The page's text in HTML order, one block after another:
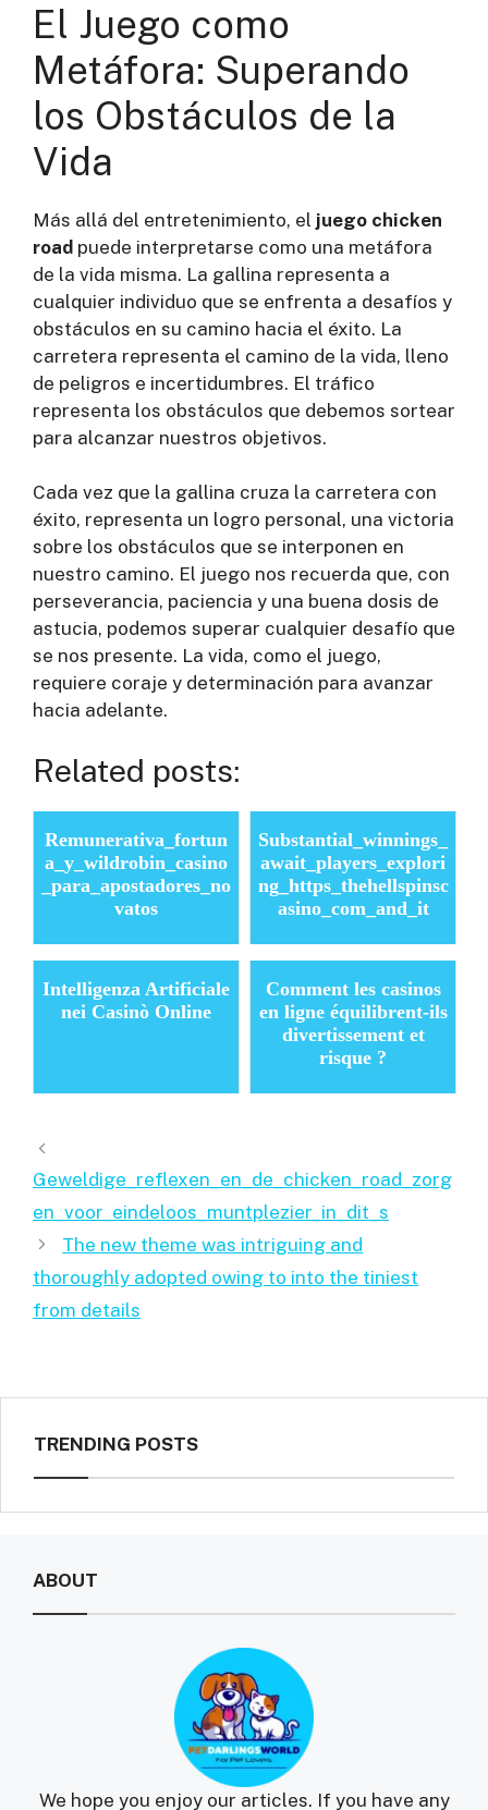
El Juego como
Metáfora: Superando
los Obstáculos de la
Vida
Más allá del entretenimiento, el juego chicken
road puede interpretarse como una metáfora
de la vida misma. La gallina representa a
cualquier individuo que se enfrenta a desafíos y
obstáculos en su camino hacia el éxito. La
carretera representa el camino de la vida, lleno
de peligros e incertidumbres. El tráfico
representa los obstáculos que debemos sortear
para alcanzar nuestros objetivos.
Cada vez que la gallina cruza la carretera con
éxito, representa un logro personal, una victoria
sobre los obstáculos que se interponen en
nuestro camino. El juego nos recuerda que, con
perseverancia, paciencia y una buena dosis de
astucia, podemos superar cualquier desafío que
se nos presente. La vida, como el juego,
requiere coraje y determinación para avanzar
hacia adelante.
Related posts:
Remunerativa_fortun
a_y_wildrobin_casino
_para_apostadores_no
vatos
Substantial_winnings_
await_players_explori
ng_https_thehellspinsc
asino_com_and_it
Intelligenza Artificiale
nei Casinò Online
Comment les casinos
en ligne équilibrent-ils
divertissement et
risque ?
Geweldige_reflexen_en_de_chicken_road_zorg
en_voor_eindeloos_muntplezier_in_dit_s
The new theme was intriguing and
thoroughly adopted owing to into the tiniest
from details
TRENDING POSTS
ABOUT
We hope you enjoy our articles. If you have any